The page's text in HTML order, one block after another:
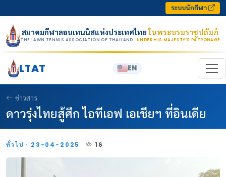
ระบบนักกีฬา
สมาคมกีฬาลอนเทนนิสแห่งประเทศไทยในพระบรมราชูปถัมภ์
THE LAWN TENNIS ASSOCIATION OF THAILAND · UNDER HIS MAJESTY’S PATRONAGE
LTAT EN
ข่าวสาร
ดาวรุ่งไทยสู้ศึก ไอทีเอฟ เอเชียฯ ที่อินเดีย
ทั่วไป · 23-04-2025 16